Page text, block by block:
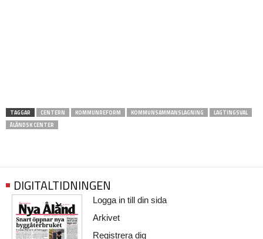
TAGGAR CENTERN KOMMUNREFORM KOMMUNSAMMANSLAGNING
LAGTINGSVAL
ÅLÄNDSK CENTER
DIGITALTIDNINGEN
Logga in till din sida
Arkivet
Registrera dig